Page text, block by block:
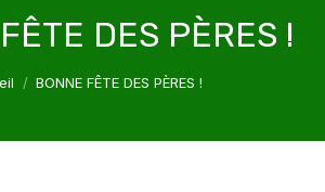
DES PÈRES !
ici :
BONNE FÊTE DES PÈRES !